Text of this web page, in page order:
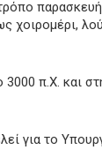
χοιρομέρι,
3000 π.Χ. και
για το